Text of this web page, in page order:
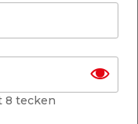
8 tecken